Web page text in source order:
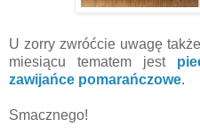
U zorry zwróćcie uwagę
miesiącu tematem jest
zawijańce pomarańczowe.
Smacznego!